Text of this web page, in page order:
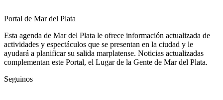
Portal de Mar del Plata
Esta agenda de Mar del Plata le ofrece información actualizada de
actividades y espectáculos que se presentan en la ciudad y le
ayudará a planificar su salida marplatense. Noticias actualizadas
complementan este Portal, el Lugar de la Gente de Mar del Plata.
Seguinos